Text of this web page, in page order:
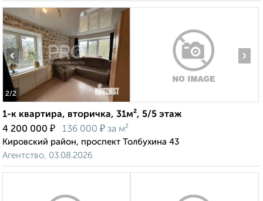
2/2
‹ ›
1-к квартира, вторичка, 31м², 5/5 этаж
4 200 000 ₽ 136 000 ₽ за м²
Кировский район, проспект Толбухина 43
Агентство, 03.08.2026